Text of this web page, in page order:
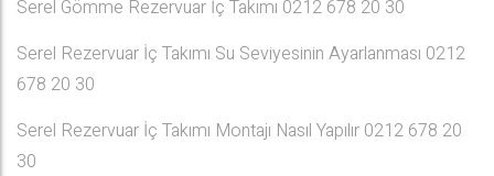
Serel Gömme Rezervuar İç Takımı 0212 678 20 30
Serel Rezervuar İç Takımı Su Seviyesinin Ayarlanması 0212
678 20 30
Serel Rezervuar İç Takımı Montajı Nasıl Yapılır 0212 678 20
30